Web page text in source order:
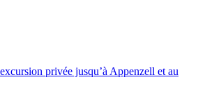
privée jusqu’à Appenzell et au